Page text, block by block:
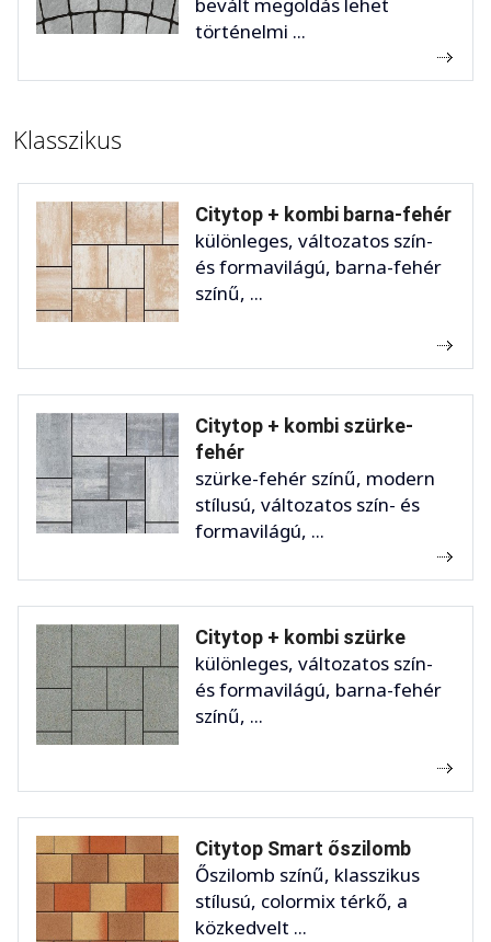
bevált megoldás lehet
történelmi ...
Klasszikus
Citytop + kombi barna-fehér
különleges, változatos szín-
és formavilágú, barna-fehér
színű, ...
Citytop + kombi szürke-
fehér
szürke-fehér színű, modern
stílusú, változatos szín- és
formavilágú, ...
Citytop + kombi szürke
különleges, változatos szín-
és formavilágú, barna-fehér
színű, ...
Citytop Smart őszilomb
Őszilomb színű, klasszikus
stílusú, colormix térkő, a
közkedvelt ...